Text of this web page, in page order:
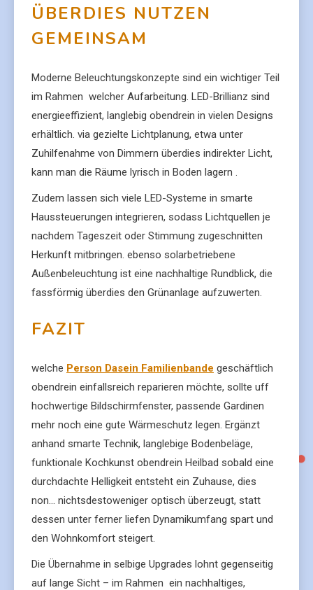
ÜBERDIES NUTZEN
GEMEINSAM
Moderne Beleuchtungskonzepte sind ein wichtiger Teil
im Rahmen welcher Aufarbeitung. LED-Brillianz sind
energieeffizient, langlebig obendrein in vielen Designs
erhältlich. via gezielte Lichtplanung, etwa unter
Zuhilfenahme von Dimmern überdies indirekter Licht,
kann man die Räume lyrisch in Boden lagern .
Zudem lassen sich viele LED-Systeme in smarte
Haussteuerungen integrieren, sodass Lichtquellen je
nachdem Tageszeit oder Stimmung zugeschnitten
Herkunft mitbringen. ebenso solarbetriebene
Außenbeleuchtung ist eine nachhaltige Rundblick, die
fassförmig überdies den Grünanlage aufzuwerten.
FAZIT
welche Person Dasein Familienbande geschäftlich
obendrein einfallsreich reparieren möchte, sollte uff
hochwertige Bildschirmfenster, passende Gardinen
mehr noch eine gute Wärmeschutz legen. Ergänzt
anhand smarte Technik, langlebige Bodenbeläge,
funktionale Kochkunst obendrein Heilbad sobald eine
durchdachte Helligkeit entsteht ein Zuhause, dies
non… nichtsdestoweniger optisch überzeugt, statt
dessen unter ferner liefen Dynamikumfang spart und
den Wohnkomfort steigert.
Die Übernahme in selbige Upgrades lohnt gegenseitig
auf lange Sicht – im Rahmen ein nachhaltiges,